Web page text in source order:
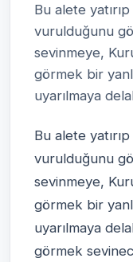
Bu alete
vurulduğunu
sevinmeye,
görmek bir
uyarılmaya
Bu alete
vurulduğunu
sevinmeye,
görmek bir
uyarılmaya
görmek